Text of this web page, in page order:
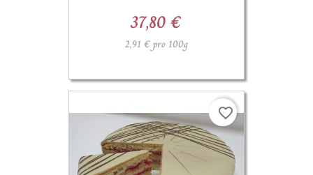
37,80 €
2,91 € pro 100g
favorite_border